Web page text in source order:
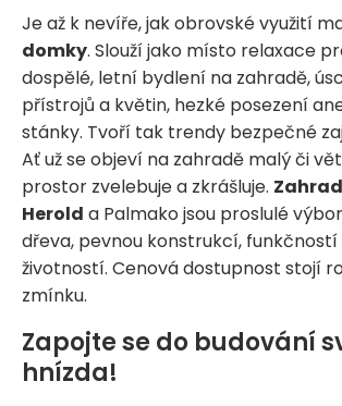
Je až k nevíře, jak obrovské využití
domky. Slouží jako místo relaxace
dospělé, letní bydlení na zahradě,
přístrojů a květin, hezké posezení
stánky. Tvoří tak trendy bezpečné
Ať už se objeví na zahradě malý či
prostor zvelebuje a zkrášluje.
Herold a Palmako jsou proslulé
dřeva, pevnou konstrukcí, funkčností
životností. Cenová dostupnost stojí
zmínku.
Zapojte se do budování
hnízda!